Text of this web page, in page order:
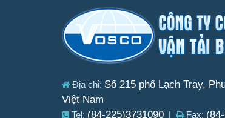
Địa chỉ: Số 215 phố Lạch Tray,
Việt Nam
Tel: (84-225)3731090 | Fax: